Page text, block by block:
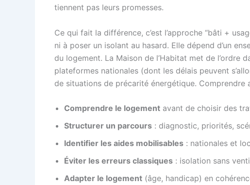
tiennent pas leurs promesses.
Ce qui fait la différence, c’est l’approche “bâti +
ni à poser un isolant au hasard. Elle dépend d’un
du logement. La Maison de l’Habitat met de l’ordre
plateformes nationales (dont les délais peuvent
de situations de précarité énergétique. Comprendre
Comprendre le logement avant de choisir des
Structurer un parcours : diagnostic, priorités,
Identifier les aides mobilisables : nationales et
Éviter les erreurs classiques : isolation sans
Adapter le logement (âge, handicap) en